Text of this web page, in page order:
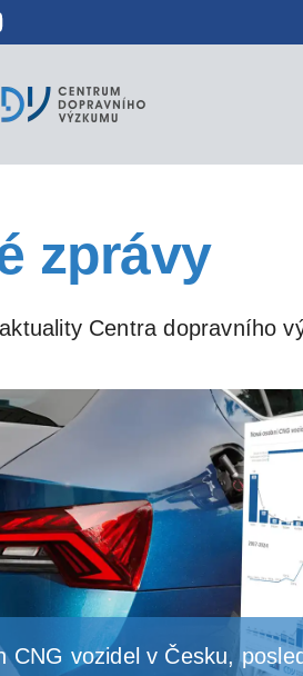
zprávy
Centra dopravního
CNG vozidel v Česku,